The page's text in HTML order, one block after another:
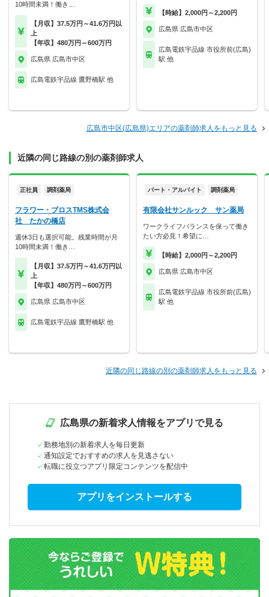
10時間未満！働き…
【月収】37.5万円～41.6万円以
上
【年収】480万円～600万円
広島県 広島市中区
広島電鉄宇品線 鷹野橋駅 他
【時給】2,000円～2,200円
広島県 広島市中区
広島電鉄宇品線 市役所前(広島)
駅 他
広島市中区(広島県)エリアの薬剤師求人をもっと見る
近隣の同じ路線の別の薬剤師求人
正社員 調剤薬局
フラワー・ブロスTMS株式会
社 たかの橋店
週休3日も選択可能。残業時間が月
10時間未満！働き…
【月収】37.5万円～41.6万円以
上
【年収】480万円～600万円
広島県 広島市中区
広島電鉄宇品線 鷹野橋駅 他
パート・アルバイト 調剤薬局
有限会社サンルック サン薬局
ワークライフバランスを保って働き
たい方必見！希望に…
【時給】2,000円～2,200円
広島県 広島市中区
広島電鉄宇品線 市役所前(広島)
駅 他
近隣の同じ路線の別の薬剤師求人をもっと見る
広島県の新着求人情報をアプリで見る
勤務地別の新着求人を毎日更新
通知設定でおすすめの求人を見逃さない
転職に役立つアプリ限定コンテンツを配信中
アプリをインストールする